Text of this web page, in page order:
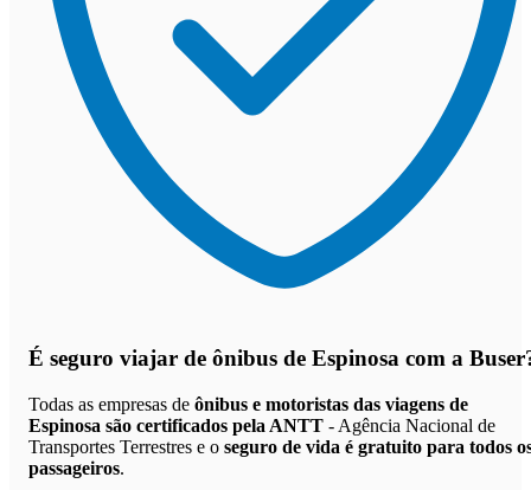
É seguro viajar de ônibus de Espinosa com a
Todas as empresas de ônibus e motoristas das viagens de
Espinosa são certificados pela ANTT - Agência Nacional de
Transportes Terrestres e o seguro de vida é gratuito para todos
passageiros.